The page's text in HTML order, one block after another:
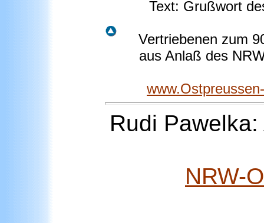
Text: Grußwort
Vertriebenen zum
aus Anlaß des
Rudi
NRW-